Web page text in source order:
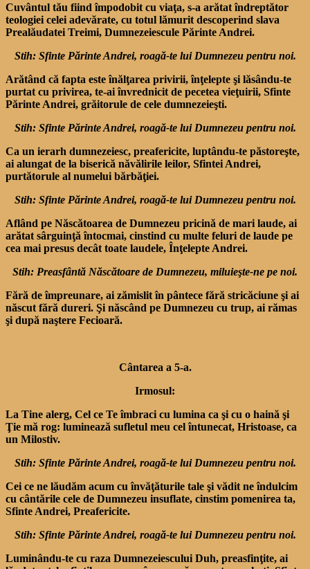
Cuvântul tău fiind împodobit cu viaţa, s-a arătat îndreptător
teologiei celei adevărate, cu totul lămurit descoperind slava
Prealăudatei Treimi, Dumnezeiescule Părinte Andrei.
Stih: Sfinte Părinte Andrei, roagă-te lui Dumnezeu pentru noi.
Arătând că fapta este înălţarea privirii, înţelepte şi lăsându-te
purtat cu privirea, te-ai învrednicit de pecetea vieţuirii, Sfinte
Părinte Andrei, grăitorule de cele dumnezeieşti.
Stih: Sfinte Părinte Andrei, roagă-te lui Dumnezeu pentru noi.
Ca un ierarh dumnezeiesc, preafericite, luptându-te păstoreşte,
ai alungat de la biserică năvălirile leilor, Sfintei Andrei,
purtătorule al numelui bărbăţiei.
Stih: Sfinte Părinte Andrei, roagă-te lui Dumnezeu pentru noi.
Aflând pe Născătoarea de Dumnezeu pricină de mari laude, ai
arătat sârguinţă întocmai, cinstind cu multe feluri de laude pe
cea mai presus decât toate laudele, Înţelepte Andrei.
Stih: Preasfântă Născătoare de Dumnezeu, miluieşte-ne pe noi.
Fără de împreunare, ai zămislit în pântece fără stricăciune şi ai
născut fără dureri. Şi născând pe Dumnezeu cu trup, ai rămas
şi după naştere Fecioară.
Cântarea a 5-a.
Irmosul:
La Tine alerg, Cel ce Te îmbraci cu lumina ca şi cu o haină şi
Ţie mă rog: luminează sufletul meu cel întunecat, Hristoase, ca
un Milostiv.
Stih: Sfinte Părinte Andrei, roagă-te lui Dumnezeu pentru noi.
Cei ce ne lăudăm acum cu învăţăturile tale şi vădit ne îndulcim
cu cântările cele de Dumnezeu insuflate, cinstim pomenirea ta,
Sfinte Andrei, Preafericite.
Stih: Sfinte Părinte Andrei, roagă-te lui Dumnezeu pentru noi.
Luminându-te cu raza Dumnezeiescului Duh, preasfinţite, ai